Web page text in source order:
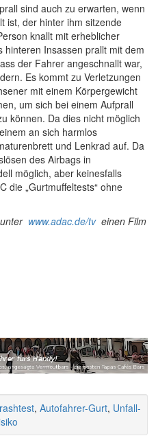
sind auch zu erwarten, wenn
ist, der hinter ihm sitzende
knallt mit erheblicher
Insassen prallt mit dem
der Fahrer angeschnallt war,
Es kommt zu Verletzungen
mit einem Körpergewicht
um sich bei einem Aufprall
können. Da dies nicht möglich
an sich harmlos
und Lenkrad auf. Da
des Airbags in
möglich, aber keinesfalls
die „Gurtmuffeltests“ ohne
unter www.adac.de/tv einen Film
, Autofahrer-Gurt, Unfall-